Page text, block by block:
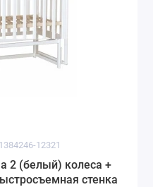
12321
2 (белый) колеса +
стенка